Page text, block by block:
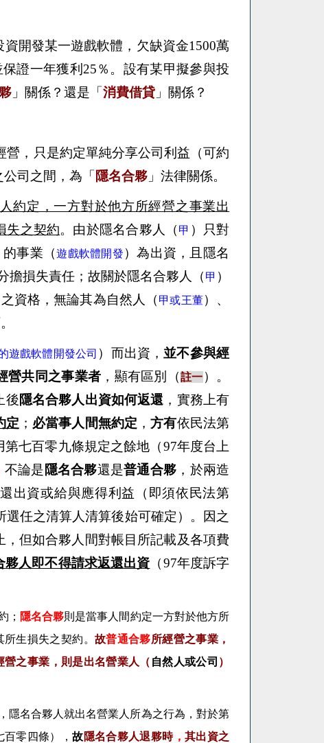
開發某一遊戲軟體，欠缺資金1500萬
證一年獲利 25％。設有某甲擬參與投
」關係？還是「 消費借貸」關係？
，只是約定單純分享公司利益（可約
司之間，為「 隱名合夥」法律關係。
約定，一方對於他方所經營之事業出
失之契約。由於隱名合夥人（ 甲 ）只對
的事業（遊戲軟體開發 ）為出資，且隱名
擔損失責任；故關於隱名合夥人（ 甲 ）
之資格，無論其為自然人（ 甲或王董）、
遊戲軟體開發公司 ） 而出資， 並不參與經
營共同之事業者 ，顯有區別（註一 ）。
後隱名合夥人出資如何返還 ，實務上有
定 ； 必當事人間無約定 ，方有依民法第
七百零九條規定之餘地（97年度台上
不論是 隱名合夥還是普通合夥 ，於兩造
出資或給與應得利益（即須依民法第
任之清算人清算後始可確定）。因之
，但如合夥人間對帳目所記載及各項費
夥人即不得請求返還出資 （97年度訴字
； 隱名合夥則是當事人間約定一方對於他方所
生損失之契約。 故普通合夥所經營之事業，
營之事業，則是出名營業人（ 自然人或公司 ）
隱名合夥人就出名營業人所為之行為，對於第
百零四條），故隱名合夥人退夥時， 其出資之